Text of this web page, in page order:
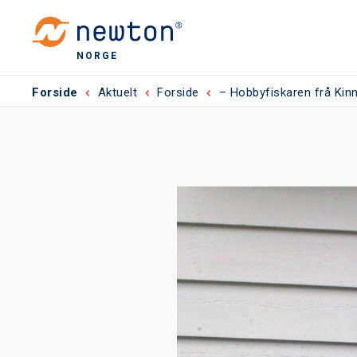
NORGE
Forside Aktuelt Forside – Hobbyfiskaren frå